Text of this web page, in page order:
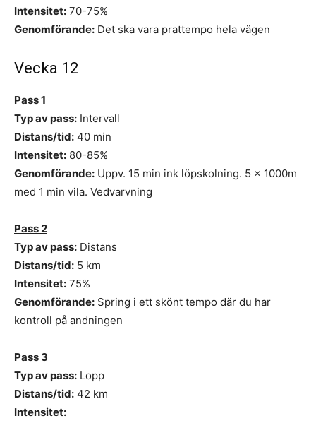
Intensitet: 70-75%
Genomförande: Det ska vara prattempo hela vägen
Vecka 12
Pass 1
Typ av pass: Intervall
Distans/tid: 40 min
Intensitet: 80-85%
Genomförande: Uppv. 15 min ink löpskolning. 5 x 1000m
med 1 min vila. Vedvarvning
Pass 2
Typ av pass: Distans
Distans/tid: 5 km
Intensitet: 75%
Genomförande: Spring i ett skönt tempo där du har
kontroll på andningen
Pass 3
Typ av pass: Lopp
Distans/tid: 42 km
Intensitet: